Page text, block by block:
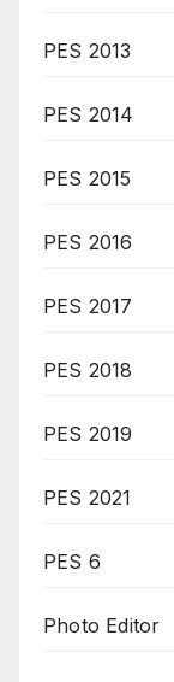
PES 2013
PES 2014
PES 2015
PES 2016
PES 2017
PES 2018
PES 2019
PES 2021
PES 6
Photo Editor